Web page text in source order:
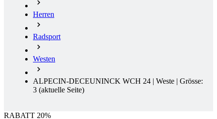
Westen
ALPECIN-DECEUNINCK WCH 24 | Weste | Grösse:
3(aktuelle Seite)
RABATT 20%
Rabatt RABATT 20%